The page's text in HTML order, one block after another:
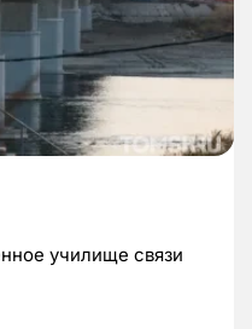
училище связи